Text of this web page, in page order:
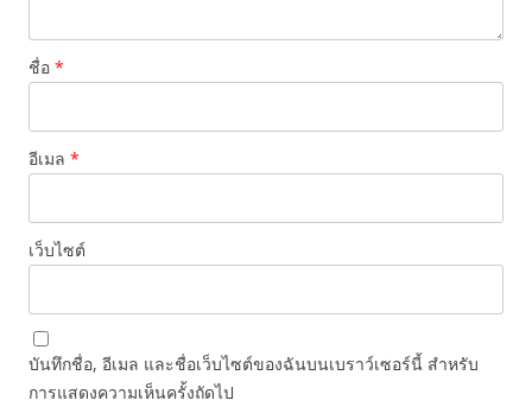
ชื่อ *
อีเมล *
เว็บไซต์
บันทึกชื่อ, อีเมล และชื่อเว็บไซต์ของฉันบนเบราว์เซอร์นี้ สำหรับ
การแสดงความเห็นครั้งถัดไป